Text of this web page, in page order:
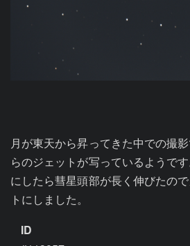
月が東天から昇ってきた中での撮
らのジェットが写っているようで
にしたら彗星頭部が長く伸びたの
トにしました。
ID